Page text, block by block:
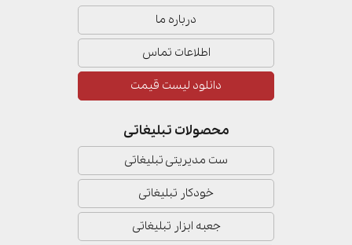
درباره ما
اطلاعات تماس
دانلود لیست قیمت
محصولات تبلیغاتی
ست مدیریتی تبلیغاتی
خودکار تبلیغاتی
جعبه ابزار تبلیغاتی